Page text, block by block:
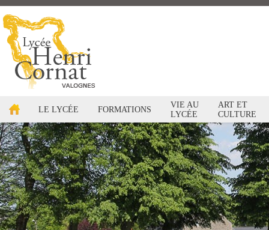
LE LYCÉE FORMATIONS
VIE AU
LYCÉE
ART ET
CULTURE